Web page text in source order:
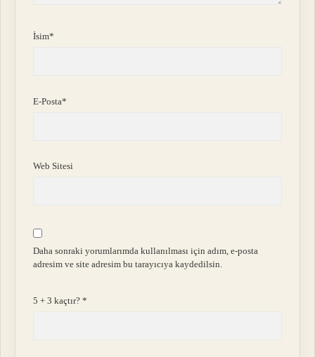
İsim*
E-Posta*
Web Sitesi
Daha sonraki yorumlarımda kullanılması için adım, e-posta
adresim ve site adresim bu tarayıcıya kaydedilsin.
5 + 3 kaçtır?*